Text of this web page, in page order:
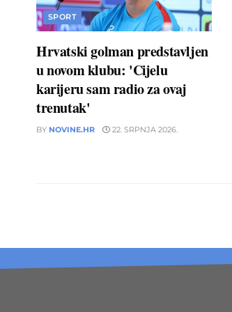
SPORT
Hrvatski golman predstavljen
u novom klubu: 'Cijelu
karijeru sam radio za ovaj
trenutak'
BY NOVINE.HR 22. SRPNJA 2026.